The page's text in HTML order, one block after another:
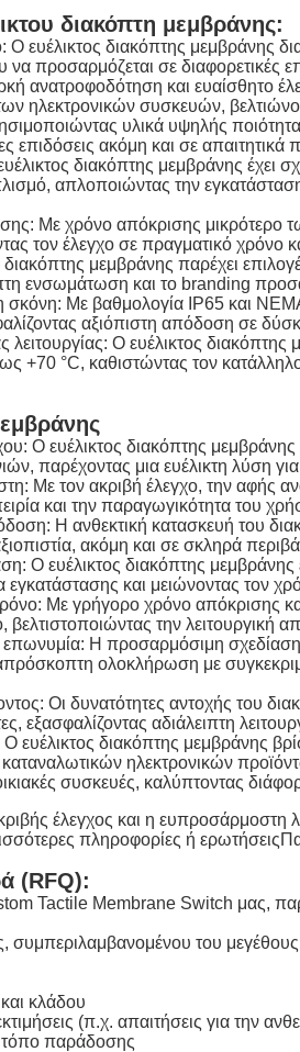
διακόπτη μεμβράνης:
ευέλικτος διακόπτης μεμβράνης
να προσαρμόζεται σε διαφορετικές
ανατροφοδότηση και ευαίσθητο
ηλεκτρονικών συσκευών,
υλικά υψηλής
επιδόσεις ακόμη και σε απαιτητικά
διακόπτης μεμβράνης έχει
απλοποιώντας την
Με χρόνο απόκρισης μικρότερο
τον έλεγχο σε πραγματικό χρόνο
μεμβράνης παρέχει
ενσωμάτωση και το branding
σκόνη: Με βαθμολογία IP65 και
αξιόπιστη απόδοση σε
Ο ευέλικτος διακόπτης
+70 °C, καθιστώντας τον κατάλληλο
Ο ευέλικτος διακόπτης μεμβράνης
παρέχοντας μια ευέλικτη λύση
Με τον ακριβή έλεγχο, την αφής
και την παραγωγικότητα του
Η ανθεκτική κατασκευή του
ακόμη και σε σκληρά
Ο ευέλικτος διακόπτης
και μειώνοντας τον
Με γρήγορο χρόνο απόκρισης
βελτιστοποιώντας την λειτουργική
Η προσαρμόσιμη σχεδίαση
ολοκλήρωση με
Οι δυνατότητες αντοχής του
εξασφαλίζοντας αδιάλειπτη
διακόπτης μεμβράνης
ηλεκτρονικών
συσκευές, καλύπτοντας
έλεγχος και η ευπροσάρμοστη
πληροφορίες ή
(RFQ):
Tactile Membrane Switch μας,
συμπεριλαμβανομένου του
κλάδου
(π.χ. απαιτήσεις για την
τόπο παράδοσης